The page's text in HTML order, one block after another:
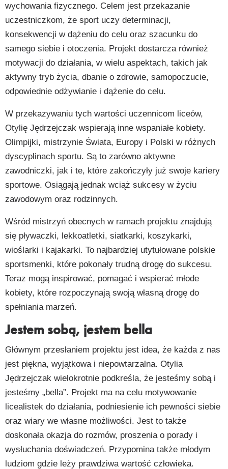
wychowania fizycznego. Celem jest przekazanie
uczestniczkom, że sport uczy determinacji,
konsekwencji w dążeniu do celu oraz szacunku do
samego siebie i otoczenia. Projekt dostarcza również
motywacji do działania, w wielu aspektach, takich jak
aktywny tryb życia, dbanie o zdrowie, samopoczucie,
odpowiednie odżywianie i dążenie do celu.
W przekazywaniu tych wartości uczennicom liceów,
Otylię Jędrzejczak wspierają inne wspaniałe kobiety.
Olimpijki, mistrzynie Świata, Europy i Polski w różnych
dyscyplinach sportu. Są to zarówno aktywne
zawodniczki, jak i te, które zakończyły już swoje kariery
sportowe. Osiągają jednak wciąż sukcesy w życiu
zawodowym oraz rodzinnych.
Wśród mistrzyń obecnych w ramach projektu znajdują
się pływaczki, lekkoatletki, siatkarki, koszykarki,
wioślarki i kajakarki. To najbardziej utytułowane polskie
sportsmenki, które pokonały trudną drogę do sukcesu.
Teraz mogą inspirować, pomagać i wspierać młode
kobiety, które rozpoczynają swoją własną drogę do
spełniania marzeń.
Jestem sobą, jestem bella
Głównym przesłaniem projektu jest idea, że każda z nas
jest piękna, wyjątkowa i niepowtarzalna. Otylia
Jędrzejczak wielokrotnie podkreśla, że jesteśmy sobą i
jesteśmy „bella”. Projekt ma na celu motywowanie
licealistek do działania, podniesienie ich pewności siebie
oraz wiary we własne możliwości. Jest to także
doskonała okazja do rozmów, proszenia o porady i
wysłuchania doświadczeń. Przypomina także młodym
ludziom gdzie leży prawdziwa wartość człowieka.